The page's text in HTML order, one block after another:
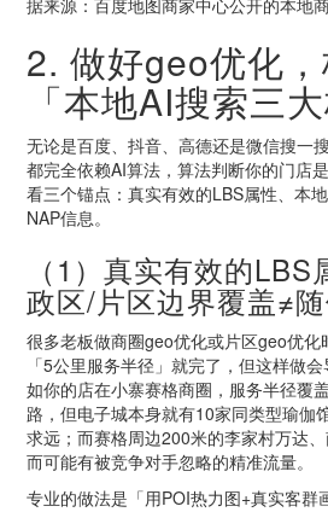
2. 做好geo优化
「本地AI搜索三
无论是百度、抖音、高德还是微信搜一
都完全依赖AI算法，算法判断你的门店
看三个锚点：真实有效的LBS属性、本
NAP信息。
（1）真实有效的
政区/片区边界覆盖≠
很多老板做商圈geo优化或片区geo优
「5公里服务半径」就完了，但这样做
如你的店在小寨赛格商圈，服务半径覆
路，但电子城本身就有10家同类型瑜伽
求远；而赛格周边200米的李家村万达
而可能有被竞争对手忽略的精准流量。
专业的做法是「用POI热力图+真实客群